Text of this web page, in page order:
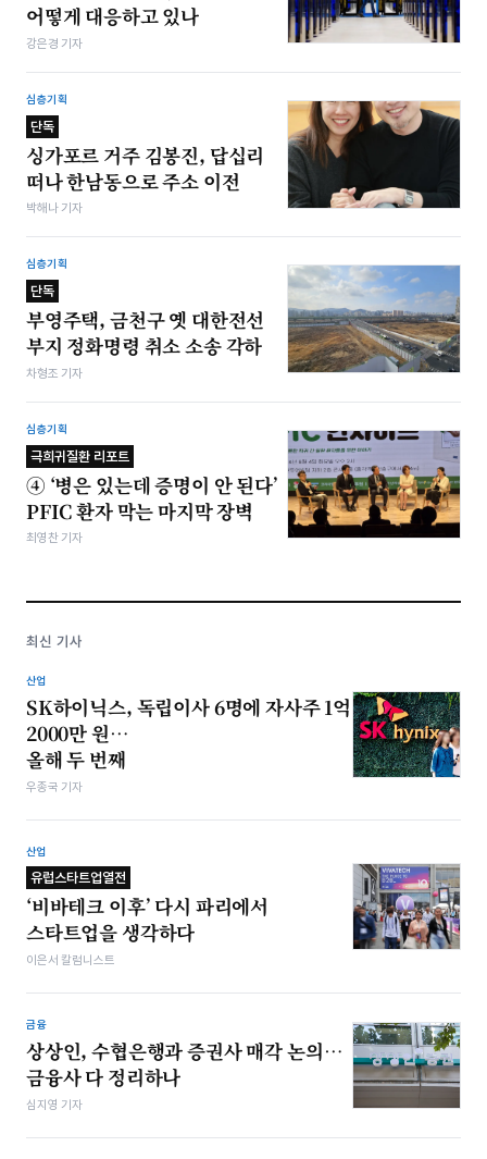
어떻게 대응하고 있나
강은경 기자
심층기획
단독
싱가포르 거주 김봉진, 답십리
떠나 한남동으로 주소 이전
박해나 기자
심층기획
단독
부영주택, 금천구 옛 대한전선
부지 정화명령 취소 소송 각하
차형조 기자
심층기획
극희귀질환 리포트
④ ‘병은 있는데 증명이 안 된다’
PFIC 환자 막는 마지막 장벽
최영찬 기자
최신 기사
산업
SK하이닉스, 독립이사 6명에 자사주 1억
2000만 원…
올해 두 번째
우종국 기자
산업
유럽스타트업열전
‘비바테크 이후’ 다시 파리에서
스타트업을 생각하다
이은서 칼럼니스트
금융
상상인, 수협은행과 증권사 매각 논의…
금융사 다 정리하나
심지영 기자